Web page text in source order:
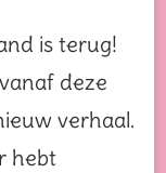
is terug!
deze
verhaal.
hebt